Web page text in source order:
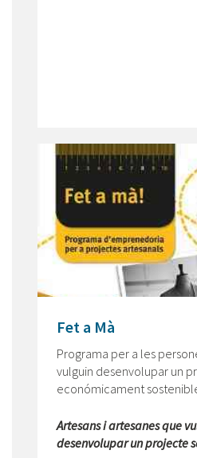
Fet a Mà
Programa per a les
vulguin desenvolupar un
económicament
Artesans i artesanes que
desenvolupar un projecte